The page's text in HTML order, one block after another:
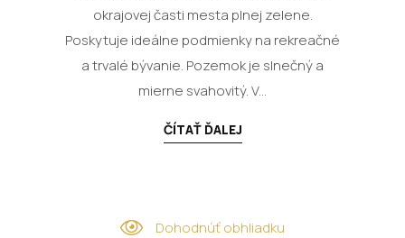
okrajovej časti mesta plnej zelene.
Poskytuje ideálne podmienky na rekreačné
a trvalé bývanie. Pozemok je slnečný a
mierne svahovitý. V...
ČÍTAŤ ĎALEJ
Dohodnúť obhliadku